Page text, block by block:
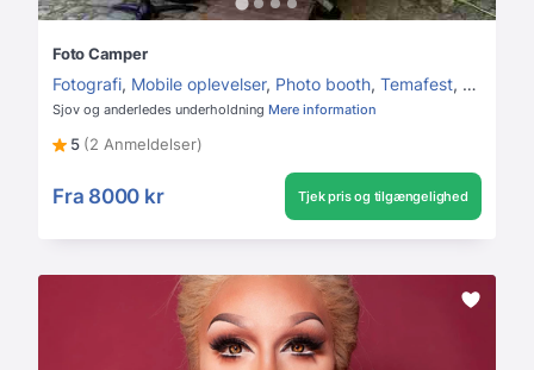
Foto Camper
Fotografi, Mobile oplevelser, Photo booth, Temafest,
Sjov og anderledes underholdning Mere information
5 (2 Anmeldelser)
Fra 8000 kr Tjek pris og tilgængelighed